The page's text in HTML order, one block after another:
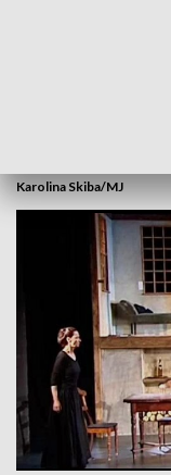
Karolina Skiba/MJ